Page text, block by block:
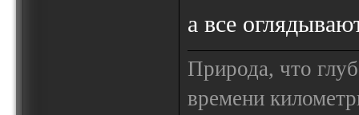
а все
Природа, что
времени